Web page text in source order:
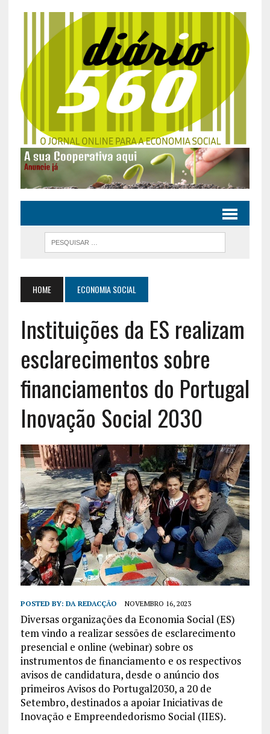
HOME ECONOMIA SOCIAL
Instituições da ES realizam
esclarecimentos sobre
financiamentos do Portugal
Inovação Social 2030
POSTED BY: DA REDACÇÃO NOVEMBRO 16, 2023
Diversas organizações da Economia Social (ES)
tem vindo a realizar sessões de esclarecimento
presencial e online (webinar) sobre os
instrumentos de financiamento e os respectivos
avisos de candidatura, desde o anúncio dos
primeiros Avisos do Portugal2030, a 20 de
Setembro, destinados a apoiar Iniciativas de
Inovação e Empreendedorismo Social (IIES).